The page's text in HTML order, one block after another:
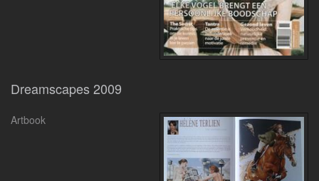
Dreamscapes 2009
Artbook